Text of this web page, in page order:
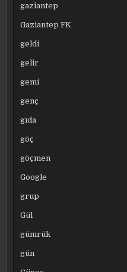
gaziantep
Gaziantep FK
geldi
gelir
gemi
genç
gıda
göç
göçmen
Google
grup
Gül
gümrük
gün